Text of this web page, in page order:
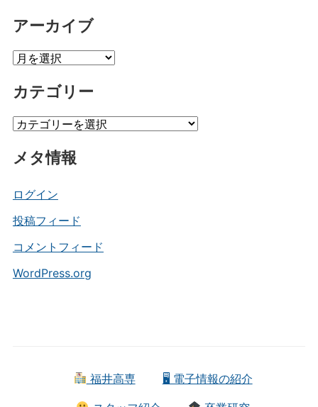
アーカイブ
ア
カ
ブ
カテゴリー
カ
ゴ
ー
メタ情報
ログイン
投稿フィード
コメントフィード
WordPress.org
福井高専 🖥 電子情報の紹介